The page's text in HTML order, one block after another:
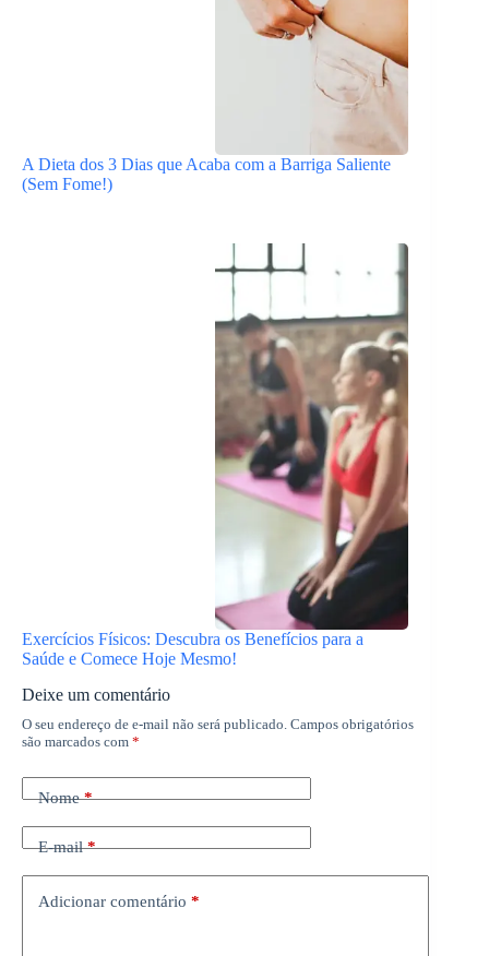
A Dieta dos 3 Dias que Acaba com a Barriga Saliente
(Sem Fome!)
Exercícios Físicos: Descubra os Benefícios para a
Saúde e Comece Hoje Mesmo!
Deixe um comentário
O seu endereço de e-mail não será publicado. Campos obrigatórios
são marcados com *
Nome*
E-mail*
Adicionar comentário *